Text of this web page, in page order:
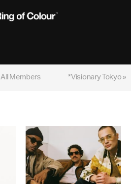
*Visionary Tokyo »
All Members